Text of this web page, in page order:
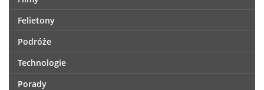
Felietony
Podróże
Technologie
Porady